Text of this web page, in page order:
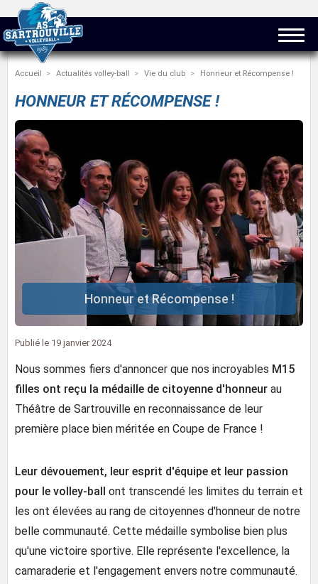
Accueil Actualités volley-ball Vie du club Honneur et Récompense !
HONNEUR ET RÉCOMPENSE !
Honneur et Récompense !
Publié le 19 janvier 2024
Nous sommes fiers d'annoncer que nos incroyables M15
filles ont reçu la médaille de citoyenne d'honneur au
Théâtre de Sartrouville en reconnaissance de leur
première place bien méritée en Coupe de France !
Leur dévouement, leur esprit d'équipe et leur passion
pour le volley-ball
ont transcendé les limites du terrain et
les ont élevées au rang de citoyennes d'honneur de notre
belle communauté. Cette médaille symbolise bien plus
qu'une victoire sportive. Elle représente l'excellence, la
camaraderie et l'engagement envers notre communauté.